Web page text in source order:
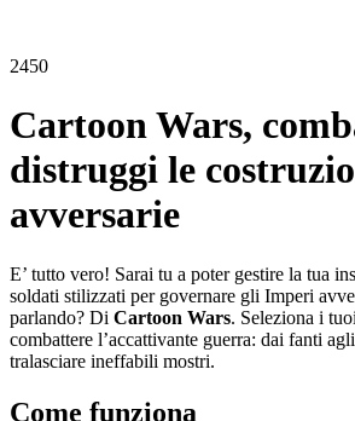
2450
Cartoon Wars,
distruggi le
avversarie
E’ tutto vero! Sarai tu a poter gestire la tua
soldati stilizzati per governare gli Imperi
parlando? Di Cartoon Wars. Seleziona i
combattere l’accattivante guerra: dai fanti
tralasciare ineffabili mostri.
Come funziona